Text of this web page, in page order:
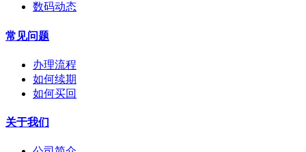
数码动态
常见问题
办理流程
如何续期
如何买回
关于我们